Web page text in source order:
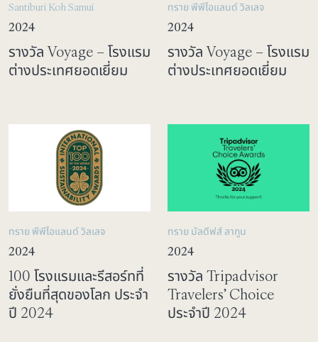
Santiburi Koh Samui
2024
รางวัล Voyage – โรงแรม
ต่างประเทศยอดเยี่ยม
ทราย พีพีไอแลนด์ วิลเลจ
2024
รางวัล Voyage – โรงแรม
ต่างประเทศยอดเยี่ยม
ทราย พีพีไอแลนด์ วิลเลจ
2024
100 โรงแรมและรีสอร์ทที่
ยั่งยืนที่สุดของโลก ประจำ
ปี 2024
ทราย มัลดีฟส์ ลากูน
2024
รางวัล Tripadvisor
Travelers’ Choice
ประจำปี 2024